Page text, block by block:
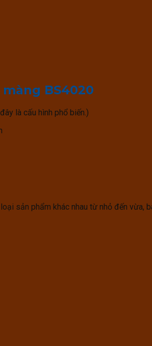
BS4020
là cấu hình phổ biến.)
sản phẩm khác nhau từ nhỏ đến vừa,